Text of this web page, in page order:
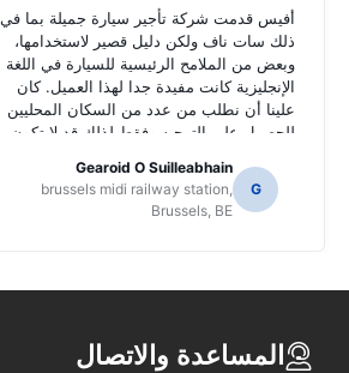
أفيس قدمت شركة تأجير سيارة جميلة بما في
ذلك سات ناف ولكن دليل قصير لاستخدامها،
وبعض من الملامح الرئيسية للسيارة في اللغة
الإنجليزية كانت مفيدة جدا لهذا العميل. كان
علينا أن نطلب من عدد من السكان المحليين
للحصول على التوجيه وفقط لذلك قد لا تكون
G
Gearoid O Suilleabhain
brussels midi railway station,
Brussels, BE
المساعدة والاتصال